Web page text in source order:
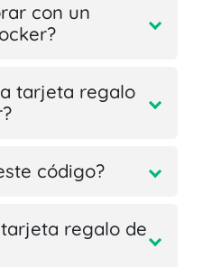
con un
tarjeta regalo
código?
regalo de